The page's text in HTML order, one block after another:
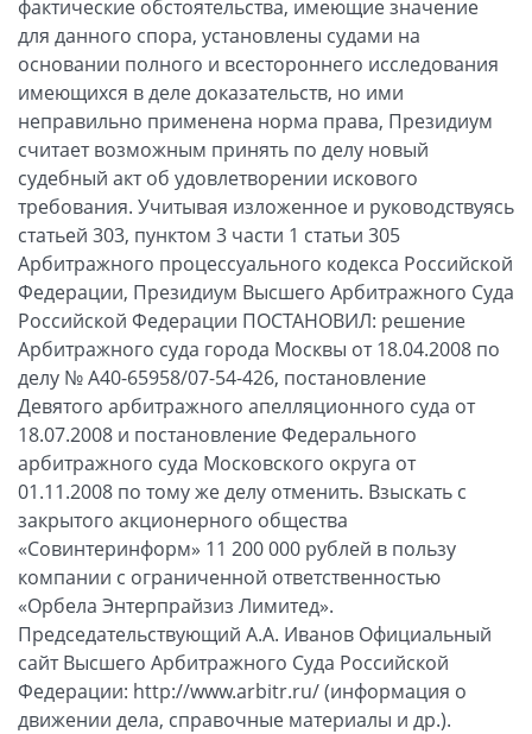
фактические обстоятельства, имеющие значение
для данного спора, установлены судами на
основании полного и всестороннего исследования
имеющихся в деле доказательств, но ими
неправильно применена норма права, Президиум
считает возможным принять по делу новый
судебный акт об удовлетворении искового
требования. Учитывая изложенное и руководствуясь
статьей 303, пунктом 3 части 1 статьи 305
Арбитражного процессуального кодекса Российской
Федерации, Президиум Высшего Арбитражного Суда
Российской Федерации ПОСТАНОВИЛ: решение
Арбитражного суда города Москвы от 18.04.2008 по
делу № А40-65958/07-54-426, постановление
Девятого арбитражного апелляционного суда от
18.07.2008 и постановление Федерального
арбитражного суда Московского округа от
01.11.2008 по тому же делу отменить. Взыскать с
закрытого акционерного общества
«Совинтеринформ» 11 200 000 рублей в пользу
компании с ограниченной ответственностью
«Орбела Энтерпрайзиз Лимитед».
Председательствующий А.А. Иванов Официальный
сайт Высшего Арбитражного Суда Российской
Федерации: http://www.arbitr.ru/ (информация о
движении дела, справочные материалы и др.).